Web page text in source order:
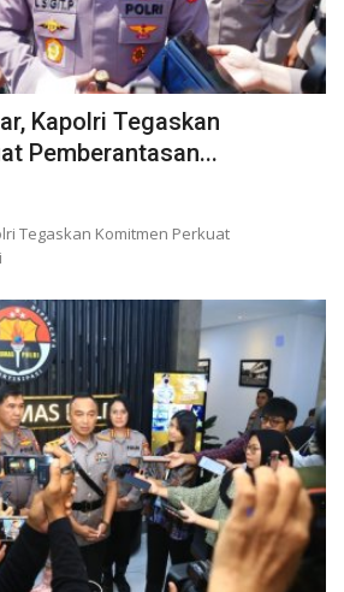
Kapolri Tegaskan
Pemberantasan...
Tegaskan Komitmen Perkuat